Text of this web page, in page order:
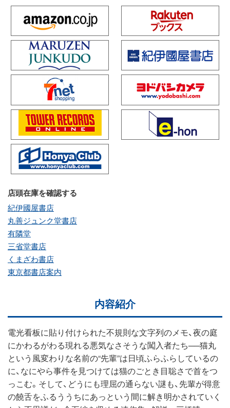
店頭在庫を確認する
紀伊國屋書店
丸善ジュンク堂書店
有隣堂
三省堂書店
くまざわ書店
東京都書店案内
内容紹介
電光看板に貼り付けられた不規則な文字列のメモ、夜の庭
にかわるがわる現れる悪気なさそうな闖入者たち──猫丸
という風変わりな名前の“先輩”は日頃ふらふらしているの
に、なにやら事件を見つけては猫のごとき目聡さで首をつ
っこむ。そして、どうにも理屈の通らない謎も、先輩が得意
の饒舌をふるううちにあっという間に解き明かされていく